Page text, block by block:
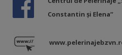
Constantin și Elena”